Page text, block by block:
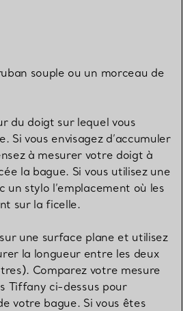
souple ou un morceau de
du doigt sur lequel vous
Si vous envisagez d’accumuler
à mesurer votre doigt à
la bague. Si vous utilisez une
un stylo l’emplacement où les
sur la ficelle.
une surface plane et utilisez
la longueur entre les deux
Comparez votre mesure
Tiffany ci-dessus pour
votre bague. Si vous êtes